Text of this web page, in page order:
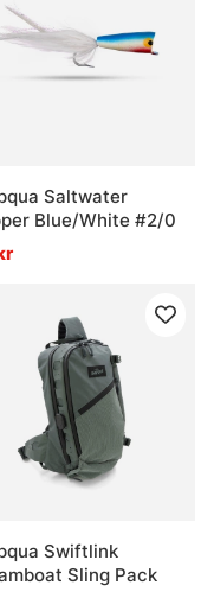
Saltwater
Blue/White #2/0
Swiftlink
Sling Pack